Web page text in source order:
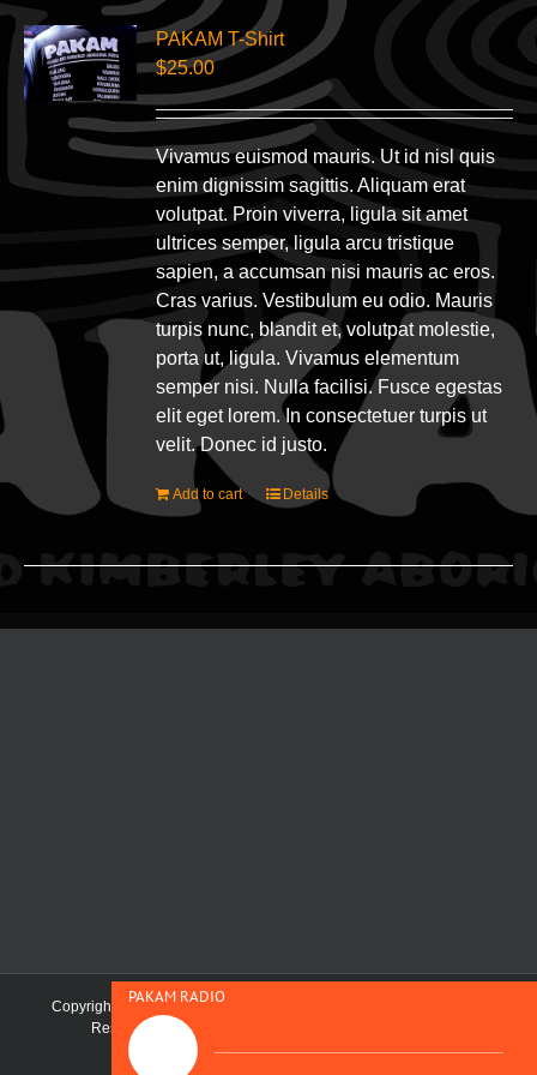
PAKAM T-Shirt
$25.00
Vivamus euismod mauris. Ut id nisl quis
enim dignissim sagittis. Aliquam erat
volutpat. Proin viverra, ligula sit amet
ultrices semper, ligula arcu tristique
sapien, a accumsan nisi mauris ac eros.
Cras varius. Vestibulum eu odio. Mauris
turpis nunc, blandit et, volutpat molestie,
porta ut, ligula. Vivamus elementum
semper nisi. Nulla facilisi. Fusce egestas
elit eget lorem. In consectetuer turpis ut
velit. Donec id justo.
Add to cart Details
Copyright 2019 Pilbara and Kimberley Aboriginal Media | All Rights
Reserved | Maintained by
PAKAM RADIO